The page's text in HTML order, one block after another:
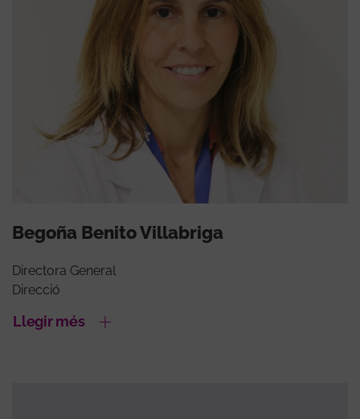
Begoña Benito Villabriga
Directora General
Direcció
Llegir més